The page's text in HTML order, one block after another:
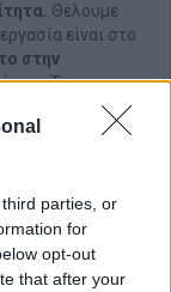
parties, or
for
opt-out
that after your
Θέλουμε
είναι στο
στην
σου. Το
διαφορετικές
μέρες